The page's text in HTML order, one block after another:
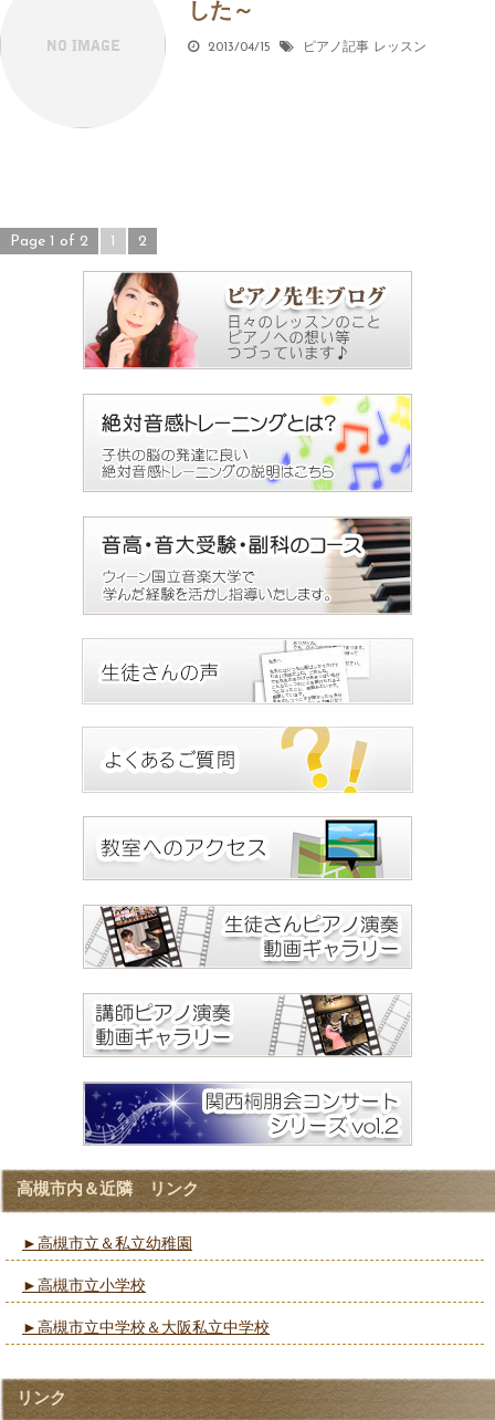
した～
2013/04/15 ピアノ記事 レッスン
Page 1 of 2 1 2
高槻市内＆近隣 リンク
►高槻市立＆私立幼稚園
►高槻市立小学校
►高槻市立中学校＆大阪私立中学校
リンク